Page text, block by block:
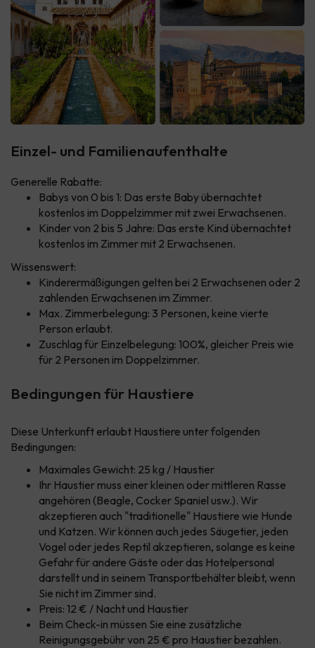
Einzel- und Familienaufenthalte
Generelle Rabatte:
Babys von 0 bis 1: Das erste Baby übernachtet
kostenlos im Doppelzimmer mit zwei Erwachsenen.
Kinder von 2 bis 5 Jahre: Das erste Kind übernachtet
kostenlos im Zimmer mit 2 Erwachsenen.
Wissenswert:
Kinderermäßigungen gelten bei 2 Erwachsenen oder 2
zahlenden Erwachsenen im Zimmer.
Max. Zimmerbelegung: 3 Personen, keine vierte
Person erlaubt.
Zuschlag für Einzelbelegung: 100%, gleicher Preis wie
für 2 Personen im Doppelzimmer.
Bedingungen für Haustiere
Diese Unterkunft erlaubt Haustiere unter folgenden
Bedingungen:
Maximales Gewicht: 25 kg / Haustier
Ihr Haustier muss einer kleinen oder mittleren Rasse
angehören (Beagle, Cocker Spaniel usw.). Wir
akzeptieren auch "traditionelle" Haustiere wie Hunde
und Katzen. Wir können auch jedes Säugetier, jeden
Vogel oder jedes Reptil akzeptieren, solange es keine
Gefahr für andere Gäste oder das Hotelpersonal
darstellt und in seinem Transportbehälter bleibt, wenn
Sie nicht im Zimmer sind.
Preis: 12 € / Nacht und Haustier
Beim Check-in müssen Sie eine zusätzliche
Reinigungsgebühr von 25 € pro Haustier bezahlen.